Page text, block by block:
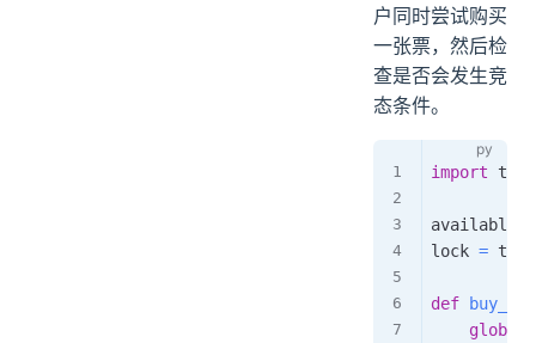
户同时尝试购买
一张票，然后检
查是否会发生竞
态条件。
import
lock =
def
global